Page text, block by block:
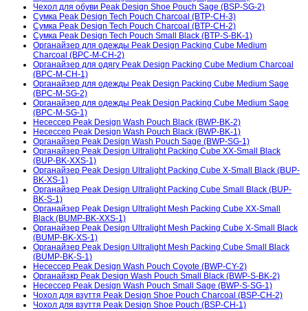
Чехол для обуви Peak Design Shoe Pouch Sage (BSP-SG-2)
Сумка Peak Design Tech Pouch Charcoal (BTP-CH-3)
Сумка Peak Design Tech Pouch Charcoal (BTP-CH-2)
Сумка Peak Design Tech Pouch Small Black (BTP-S-BK-1)
Органайзер для одежды Peak Design Packing Cube Medium
Charcoal (BPC-M-CH-2)
Органайзер для одягу Peak Design Packing Cube Medium Charcoal
(BPC-M-CH-1)
Органайзер для одежды Peak Design Packing Cube Medium Sage
(BPC-M-SG-2)
Органайзер для одежды Peak Design Packing Cube Medium Sage
(BPC-M-SG-1)
Несессер Peak Design Wash Pouch Black (BWP-BK-2)
Несессер Peak Design Wash Pouch Black (BWP-BK-1)
Органайзер Peak Design Wash Pouch Sage (BWP-SG-1)
Органайзер Peak Design Ultralight Packing Cube XX-Small Black
(BUP-BK-XXS-1)
Органайзер Peak Design Ultralight Packing Cube X-Small Black (BUP-
BK-XS-1)
Органайзер Peak Design Ultralight Packing Cube Small Black (BUP-
BK-S-1)
Органайзер Peak Design Ultralight Mesh Packing Cube XX-Small
Black (BUMP-BK-XXS-1)
Органайзер Peak Design Ultralight Mesh Packing Cube X-Small Black
(BUMP-BK-XS-1)
Органайзер Peak Design Ultralight Mesh Packing Cube Small Black
(BUMP-BK-S-1)
Несессер Peak Design Wash Pouch Coyote (BWP-CY-2)
Органайзкр Peak Design Wash Pouch Small Black (BWP-S-BK-2)
Несессер Peak Design Wash Pouch Small Sage (BWP-S-SG-1)
Чохол для взуття Peak Design Shoe Pouch Charcoal (BSP-CH-2)
Чохол для взуття Peak Design Shoe Pouch (BSP-CH-1)